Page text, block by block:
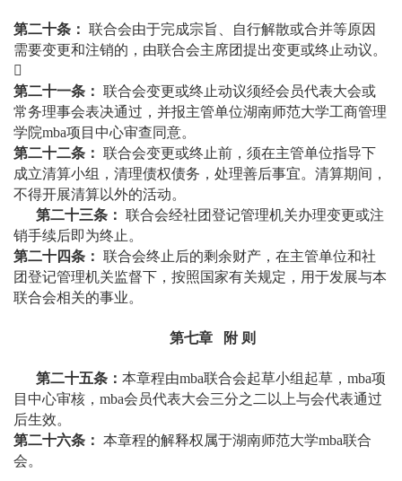
第二十条： 联合会由于完成宗旨、自行解散或合并等原因
需要变更和注销的，由联合会主席团提出变更或终止动议。

第二十一条： 联合会变更或终止动议须经会员代表大会或
常务理事会表决通过，并报主管单位湖南师范大学工商管理
学院mba项目中心审查同意。
第二十二条： 联合会变更或终止前，须在主管单位指导下
成立清算小组，清理债权债务，处理善后事宜。清算期间，
不得开展清算以外的活动。
第二十三条： 联合会经社团登记管理机关办理变更或注
销手续后即为终止。
第二十四条： 联合会终止后的剩余财产，在主管单位和社
团登记管理机关监督下，按照国家有关规定，用于发展与本
联合会相关的事业。
第七章 附 则
第二十五条： 本章程由mba联合会起草小组起草，mba项
目中心审核，mba会员代表大会三分之二以上与会代表通过
后生效。
第二十六条： 本章程的解释权属于湖南师范大学mba联合
会。